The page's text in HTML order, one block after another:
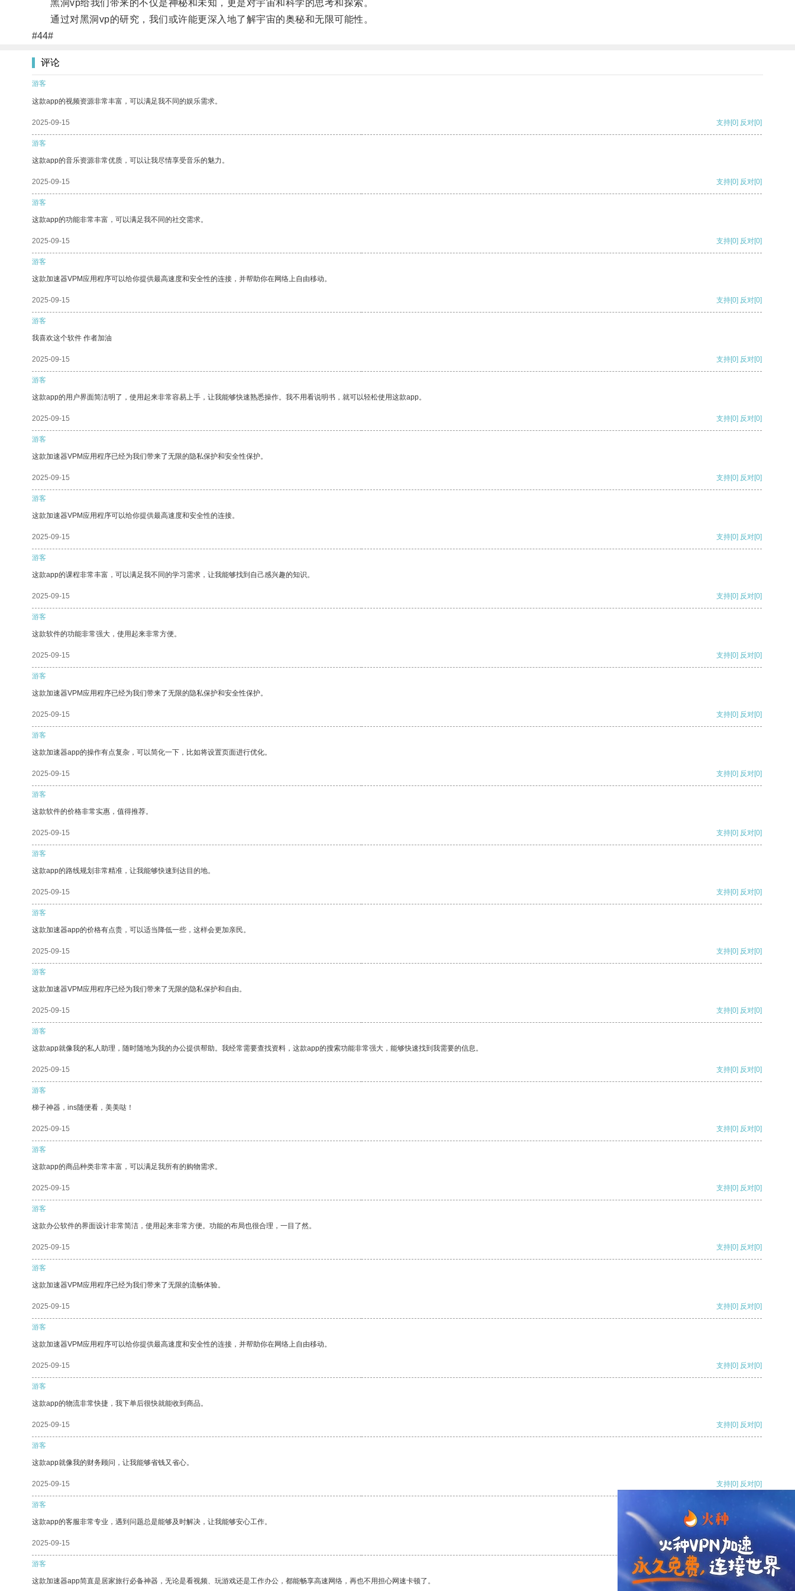
黑洞vp给我们带来的不仅是神秘和未知，更是对宇宙和科学的思考和探索。
通过对黑洞vp的研究，我们或许能更深入地了解宇宙的奥秘和无限可能性。
#44#
评论
游客
这款app的视频资源非常丰富，可以满足我不同的娱乐需求。
2025-09-15 支持[0] 反对[0]
游客
这款app的音乐资源非常优质，可以让我尽情享受音乐的魅力。
2025-09-15 支持[0] 反对[0]
游客
这款app的功能非常丰富，可以满足我不同的社交需求。
2025-09-15 支持[0] 反对[0]
游客
这款加速器VPM应用程序可以给你提供最高速度和安全性的连接，并帮助你在网络上自由移动。
2025-09-15 支持[0] 反对[0]
游客
我喜欢这个软件 作者加油
2025-09-15 支持[0] 反对[0]
游客
这款app的用户界面简洁明了，使用起来非常容易上手，让我能够快速熟悉操作。我不用看说明书，就可以轻松使用这款app。
2025-09-15 支持[0] 反对[0]
游客
这款加速器VPM应用程序已经为我们带来了无限的隐私保护和安全性保护。
2025-09-15 支持[0] 反对[0]
游客
这款加速器VPM应用程序可以给你提供最高速度和安全性的连接。
2025-09-15 支持[0] 反对[0]
游客
这款app的课程非常丰富，可以满足我不同的学习需求，让我能够找到自己感兴趣的知识。
2025-09-15 支持[0] 反对[0]
游客
这款软件的功能非常强大，使用起来非常方便。
2025-09-15 支持[0] 反对[0]
游客
这款加速器VPM应用程序已经为我们带来了无限的隐私保护和安全性保护。
2025-09-15 支持[0] 反对[0]
游客
这款加速器app的操作有点复杂，可以简化一下，比如将设置页面进行优化。
2025-09-15 支持[0] 反对[0]
游客
这款软件的价格非常实惠，值得推荐。
2025-09-15 支持[0] 反对[0]
游客
这款app的路线规划非常精准，让我能够快速到达目的地。
2025-09-15 支持[0] 反对[0]
游客
这款加速器app的价格有点贵，可以适当降低一些，这样会更加亲民。
2025-09-15 支持[0] 反对[0]
游客
这款加速器VPM应用程序已经为我们带来了无限的隐私保护和自由。
2025-09-15 支持[0] 反对[0]
游客
这款app就像我的私人助理，随时随地为我的办公提供帮助。我经常需要查找资料，这款app的搜索功能非常强大，能够快速找到我需要的信息。
2025-09-15 支持[0] 反对[0]
游客
梯子神器，ins随便看，美美哒！
2025-09-15 支持[0] 反对[0]
游客
这款app的商品种类非常丰富，可以满足我所有的购物需求。
2025-09-15 支持[0] 反对[0]
游客
这款办公软件的界面设计非常简洁，使用起来非常方便。功能的布局也很合理，一目了然。
2025-09-15 支持[0] 反对[0]
游客
这款加速器VPM应用程序已经为我们带来了无限的流畅体验。
2025-09-15 支持[0] 反对[0]
游客
这款加速器VPM应用程序可以给你提供最高速度和安全性的连接，并帮助你在网络上自由移动。
2025-09-15 支持[0] 反对[0]
游客
这款app的物流非常快捷，我下单后很快就能收到商品。
2025-09-15 支持[0] 反对[0]
游客
这款app就像我的财务顾问，让我能够省钱又省心。
2025-09-15 支持[0] 反对[0]
游客
这款app的客服非常专业，遇到问题总是能够及时解决，让我能够安心工作。
2025-09-15 支持[0] 反对
游客
这款加速器app简直是居家旅行必备神器，无论是看视频、玩游戏还是工作办公，都能畅享高速网络，再也不用担心网速卡顿了。